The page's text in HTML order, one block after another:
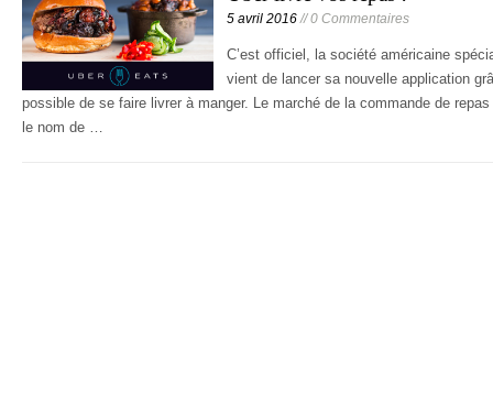
5 avril 2016// 0 Commentaires
C’est officiel, la société américaine
vient de lancer sa nouvelle application
possible de se faire livrer à manger. Le marché de la commande de
le nom de …